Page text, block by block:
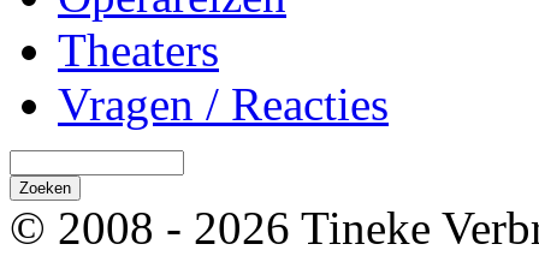
Theaters
Vragen / Reacties
© 2008 - 2026 Tineke